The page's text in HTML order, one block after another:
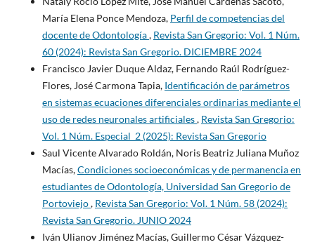
María Elena Ponce Mendoza, Perfil de competencias del
docente de Odontología, Revista San Gregorio: Vol. 1 Núm.
60 (2024): Revista San Gregorio. DICIEMBRE 2024
Francisco Javier Duque Aldaz, Fernando Raúl Rodríguez-
Flores, José Carmona Tapia, Identificación de parámetros
en sistemas ecuaciones diferenciales ordinarias mediante el
uso de redes neuronales artificiales, Revista San Gregorio:
Vol. 1 Núm. Especial_2 (2025): Revista San Gregorio
Saul Vicente Alvarado Roldán, Noris Beatriz Juliana Muñoz
Macías,Condiciones socioeconómicas y de permanencia en
estudiantes de Odontología, Universidad San Gregorio de
Portoviejo, Revista San Gregorio: Vol. 1 Núm. 58 (2024):
Revista San Gregorio. JUNIO 2024
Iván Ulianov Jiménez Macías, Guillermo César Vázquez-